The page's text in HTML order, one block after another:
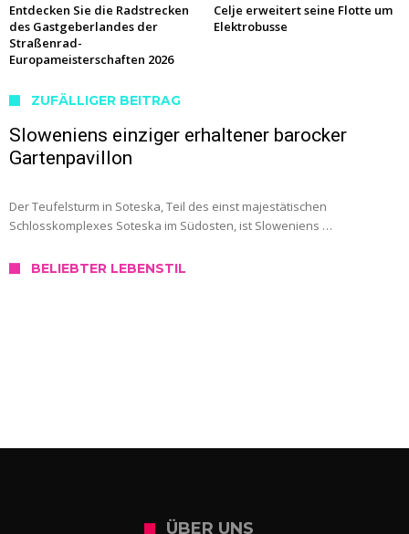
Entdecken Sie die Radstrecken
des Gastgeberlandes der
Straßenrad-
Europameisterschaften 2026
Celje erweitert seine Flotte um
Elektrobusse
ZUFÄLLIGER BEITRAG
Sloweniens einziger erhaltener barocker
Gartenpavillon
Der Teufelsturm in Soteska, Teil des einst majestätischen
Schlosskomplexes Soteska im Südosten, ist Sloweniens …
BELIEBTER LEBENSTIL
ÜBER UNS